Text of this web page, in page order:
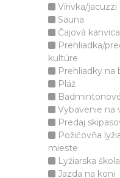
Vírivka/jacuzzi
Sauna
Čajová
Prehliadka/
kultúre
Prehliadky na
Pláž
Vybavenie na
Predaj
Požičovňa
mieste
Lyžiarska škola
Jazda na koni